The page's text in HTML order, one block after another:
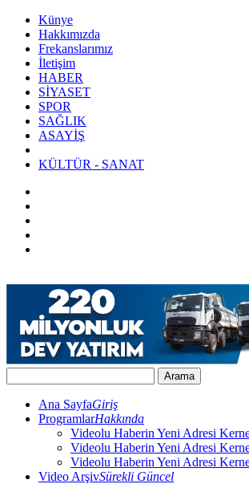
Künye
Hakkımızda
Frekanslarımız
İletişim
HABER
SİYASET
SPOR
SAĞLIK
ASAYİŞ
KÜLTÜR - SANAT
Ana SayfaGiriş
ProgramlarHakkında
Videolu Haberin Yeni Adresi
Videolu Haberin Yeni Adresi
Videolu Haberin Yeni Adresi
Video ArşivSürekli Güncel